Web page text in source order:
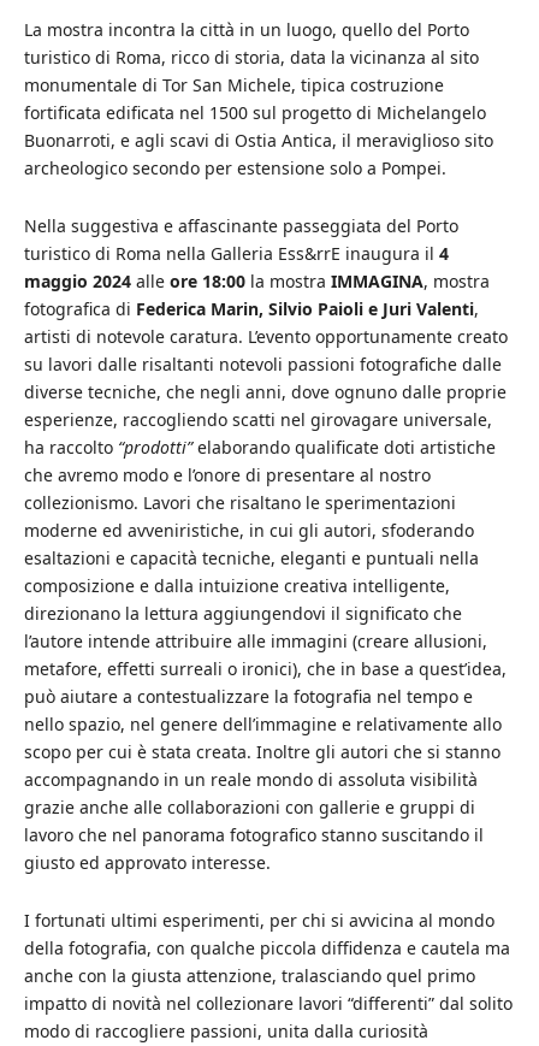
La mostra incontra la città in un luogo, quello del Porto
turistico di Roma, ricco di storia, data la vicinanza al sito
monumentale di Tor San Michele, tipica costruzione
fortificata edificata nel 1500 sul progetto di Michelangelo
Buonarroti, e agli scavi di Ostia Antica, il meraviglioso sito
archeologico secondo per estensione solo a Pompei.
Nella suggestiva e affascinante passeggiata del Porto
turistico di Roma nella Galleria Ess&rrE inaugura il 4
maggio 2024 alle ore 18:00 la mostra IMMAGINA, mostra
fotografica di Federica Marin, Silvio Paioli e Juri Valenti,
artisti di notevole caratura. L’evento opportunamente creato
su lavori dalle risaltanti notevoli passioni fotografiche dalle
diverse tecniche, che negli anni, dove ognuno dalle proprie
esperienze, raccogliendo scatti nel girovagare universale,
ha raccolto “prodotti”elaborando qualificate doti artistiche
che avremo modo e l’onore di presentare al nostro
collezionismo. Lavori che risaltano le sperimentazioni
moderne ed avveniristiche, in cui gli autori, sfoderando
esaltazioni e capacità tecniche, eleganti e puntuali nella
composizione e dalla intuizione creativa intelligente,
direzionano la lettura aggiungendovi il significato che
l’autore intende attribuire alle immagini (creare allusioni,
metafore, effetti surreali o ironici), che in base a quest’idea,
può aiutare a contestualizzare la fotografia nel tempo e
nello spazio, nel genere dell’immagine e relativamente allo
scopo per cui è stata creata. Inoltre gli autori che si stanno
accompagnando in un reale mondo di assoluta visibilità
grazie anche alle collaborazioni con gallerie e gruppi di
lavoro che nel panorama fotografico stanno suscitando il
giusto ed approvato interesse.
I fortunati ultimi esperimenti, per chi si avvicina al mondo
della fotografia, con qualche piccola diffidenza e cautela ma
anche con la giusta attenzione, tralasciando quel primo
impatto di novità nel collezionare lavori “differenti” dal solito
modo di raccogliere passioni, unita dalla curiosità